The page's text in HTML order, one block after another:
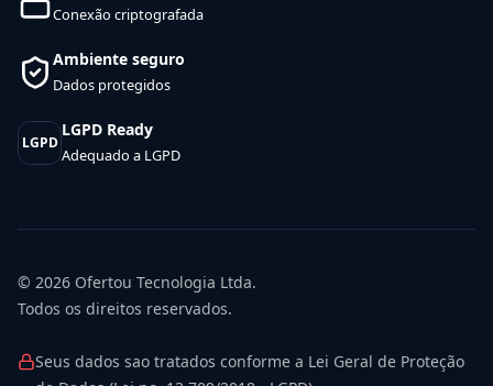
Conexão criptografada
Ambiente seguro
Dados protegidos
LGPD
LGPD Ready
Adequado a LGPD
© 2026 Ofertou Tecnologia Ltda.
Todos os direitos reservados.
Seus dados sao tratados conforme a Lei Geral de Proteção